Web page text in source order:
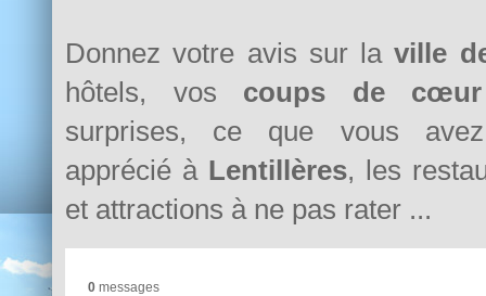
Donnez votre avis sur laville
hôtels, vos coups de cœur
surprises, ce que vous avez
apprécié à Lentillères, les
et attractions à ne pas rater ...
0messages